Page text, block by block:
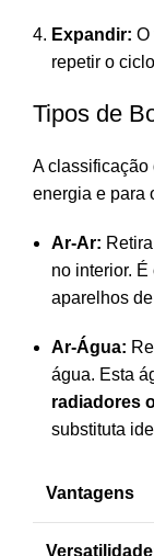
Expandir: O
repetir o
Tipos de
A classificação
energia e para
Ar-Ar:
no interior.
aparelhos de
Ar-Água:
água. Esta
radiadores
substituta
Vantagens